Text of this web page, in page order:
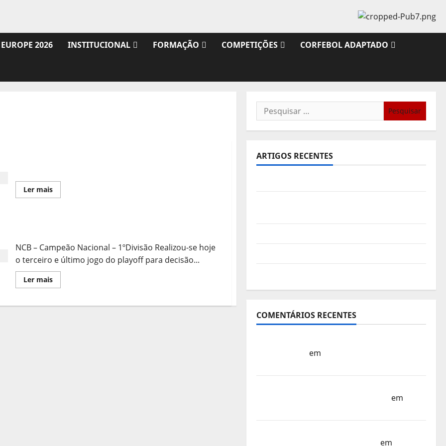
2026 INSTITUCIONAL FORMAÇÃO COMPETIÇÕES CORFEBOL ADAPTADO
Ler maisLeia
mais
NCB – Campeão Nacional – 1ºDivisão Realizou-se hoje
o terceiro e último jogo do playoff para decisão...
Ler maisLeia
mais
NCB…
Pesquisar
por:
ARTIGOS RECENTES
COMENTÁRIOS RECENTES
em
em
em